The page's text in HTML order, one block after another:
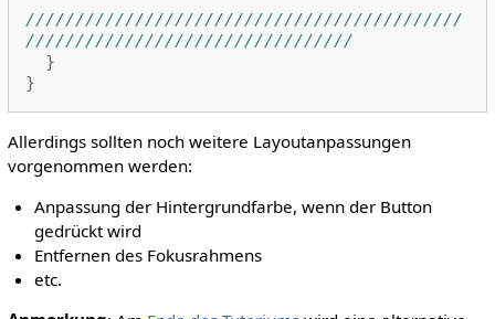
////////////////////////////////////////////
/////////////////////////////////
}
}
Allerdings sollten noch weitere Layoutanpassungen
vorgenommen werden:
Anpassung der Hintergrundfarbe, wenn der Button
gedrückt wird
Entfernen des Fokusrahmens
etc.